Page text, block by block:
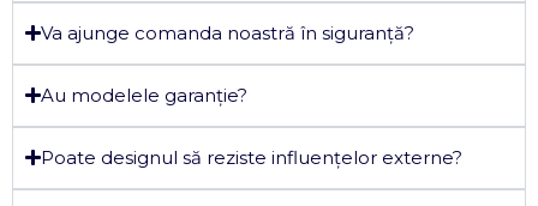
Va ajunge comanda noastră în siguranță?
Au modelele garanție?
Poate designul să reziste influențelor externe?